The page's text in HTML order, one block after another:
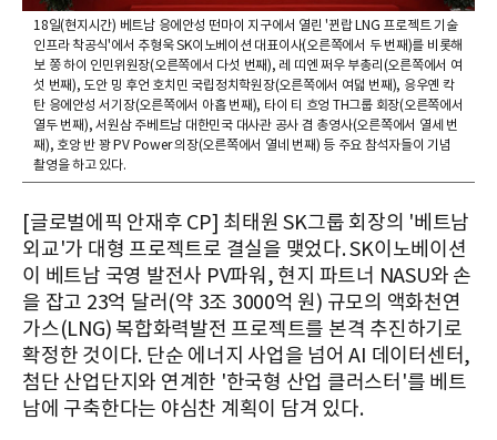
18일(현지시간) 베트남 응에안성 떤마이 지구에서 열린 '뀐랍 LNG 프로젝트 기술
인프라 착공식'에서 추형욱 SK이노베이션 대표이사(오른쪽에서 두 번째)를 비롯해
보 쫑 하이 인민위원장(오른쪽에서 다섯 번째), 레 띠엔 쩌우 부총리(오른쪽에서 여
섯 번째), 도안 밍 후언 호치민 국립정치학원장(오른쪽에서 여덟 번째), 응우옌 칵
탄 응에안성 서기장(오른쪽에서 아홉 번째), 타이 티 흐엉 TH그룹 회장(오른쪽에서
열두 번째), 서원삼 주베트남 대한민국 대사관 공사 겸 총영사(오른쪽에서 열세 번
째), 호앙 반 꽝 PV Power 의장(오른쪽에서 열네 번째) 등 주요 참석자들이 기념
촬영을 하고 있다.
[글로벌에픽 안재후 CP] 최태원 SK그룹 회장의 '베트남
외교'가 대형 프로젝트로 결실을 맺었다. SK이노베이션
이 베트남 국영 발전사 PV파워, 현지 파트너 NASU와 손
을 잡고 23억 달러(약 3조 3000억 원) 규모의 액화천연
가스(LNG) 복합화력발전 프로젝트를 본격 추진하기로
확정한 것이다. 단순 에너지 사업을 넘어 AI 데이터센터,
첨단 산업단지와 연계한 '한국형 산업 클러스터'를 베트
남에 구축한다는 야심찬 계획이 담겨 있다.